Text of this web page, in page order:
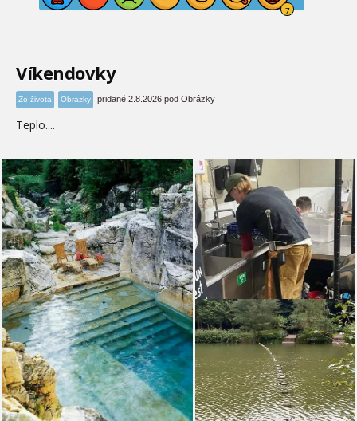
Víkendovky
Zo života Obrázky pridané 2.8.2026 pod Obrázky
Teplo....